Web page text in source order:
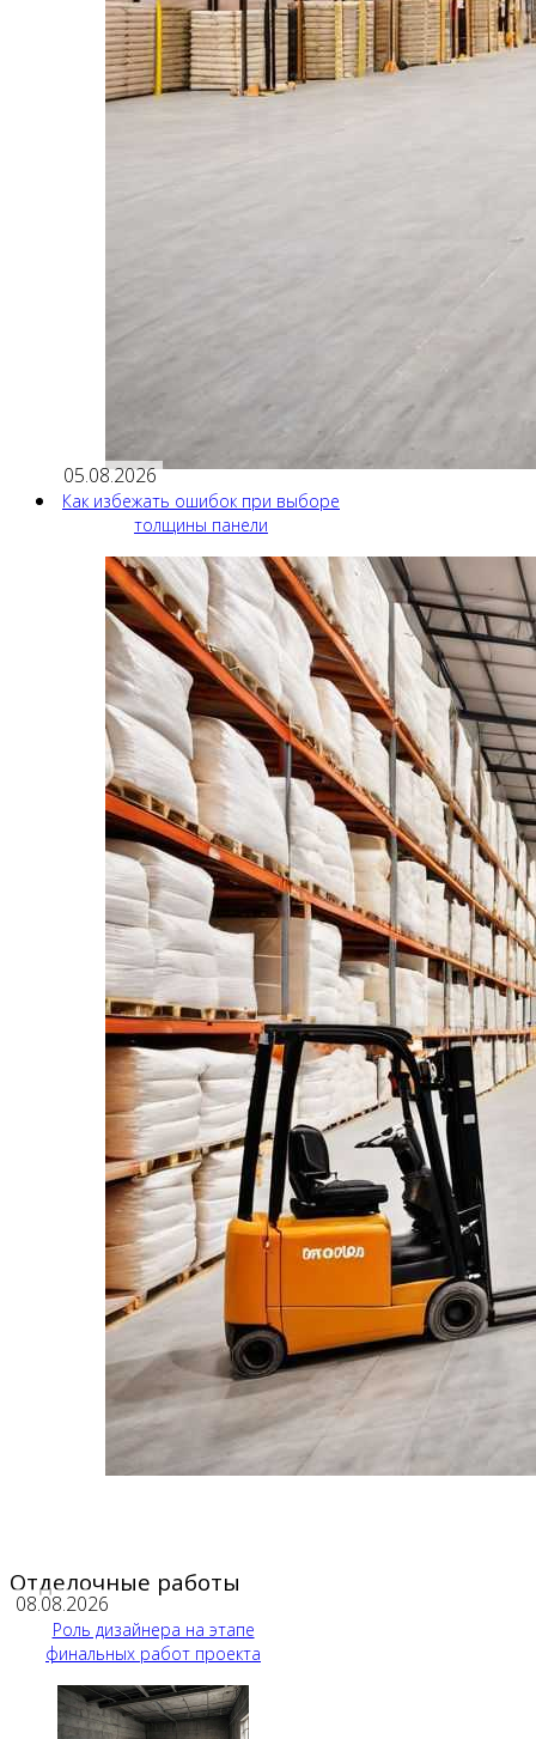
05.08.2026
Как избежать ошибок при выборе
толщины панели
Отделочные работы
08.08.2026
Роль дизайнера на этапе
финальных работ проекта